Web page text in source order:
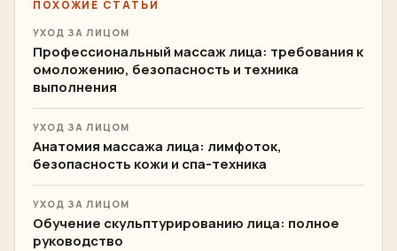
ПОХОЖИЕ СТАТЬИ
УХОД ЗА ЛИЦОМ
Профессиональный массаж лица: требования к
омоложению, безопасность и техника
выполнения
УХОД ЗА ЛИЦОМ
Анатомия массажа лица: лимфоток,
безопасность кожи и спа-техника
УХОД ЗА ЛИЦОМ
Обучение скульптурированию лица: полное
руководство